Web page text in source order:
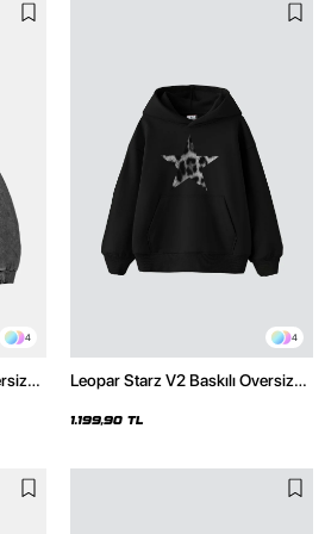
4 4
Leopar Starz V2 Baskılı Oversize
1.199,90 TL